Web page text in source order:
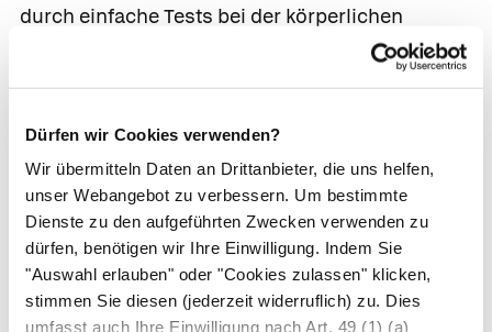
Dürfen wir Cookies verwenden?
Wir übermitteln Daten an Drittanbieter, die uns helfen,
unser Webangebot zu verbessern. Um bestimmte
Dienste zu den aufgeführten Zwecken verwenden zu
dürfen, benötigen wir Ihre Einwilligung. Indem Sie
"Auswahl erlauben" oder "Cookies zulassen" klicken,
stimmen Sie diesen (jederzeit widerruflich) zu. Dies
umfasst auch Ihre Einwilligung nach Art. 49 (1) (a)
durch einfache Tests bei der körperlichen
Untersuchung die typischen Muskelsymptome
auslösen. Durch Beklopfen des Gesichtsnervs
charakteristisches Zucken der Mundwinkel
provozieren(Chvostek-Zeichen). Beim
Blutdruckmessen kann die aufgeblasene
Blutdruckmanschette die typische
„Pfötchenstellung“ der Finger auslösen
Trousseau-Zeichen). Bestätigt wird die Diagnose
dann durch eine Blutuntersuchung. Diese zeigt